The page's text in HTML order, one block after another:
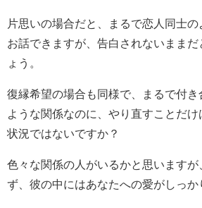
片思いの場合だと、まるで恋人同士
お話できますが、告白されないままだ
ょう。
復縁希望の場合も同様で、まるで付き
ような関係なのに、やり直すことだ
状況ではないですか？
色々な関係の人がいるかと思いますが
ず、彼の中にはあなたへの愛がしっか